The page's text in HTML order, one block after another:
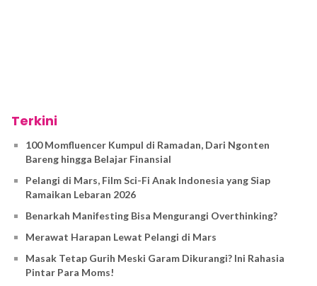
Terkini
100 Momfluencer Kumpul di Ramadan, Dari Ngonten
Bareng hingga Belajar Finansial
Pelangi di Mars, Film Sci-Fi Anak Indonesia yang Siap
Ramaikan Lebaran 2026
Benarkah Manifesting Bisa Mengurangi Overthinking?
Merawat Harapan Lewat Pelangi di Mars
Masak Tetap Gurih Meski Garam Dikurangi? Ini Rahasia
Pintar Para Moms!